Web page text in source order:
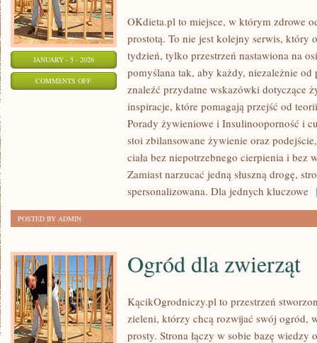
JANUARY - 5 - 2026
COMMENTS OFFON
OKdieta.pl to miejsce, w którym zdrowe
prostotą. To nie jest kolejny serwis, który
tydzień, tylko przestrzeń nastawiona na
pomyślana tak, aby każdy, niezależnie od
znaleźć przydatne wskazówki dotyczące
inspiracje, które pomagają przejść od
Porady żywieniowe i Insulinooporność i
stoi zbilansowane żywienie oraz
ciała bez niepotrzebnego cierpienia i bez
Zamiast narzucać jedną słuszną drogę,
spersonalizowana. Dla jednych kluczowe
POSTED BY ADMIN
Ogród dla zwierząt
KącikOgrodniczy.pl to przestrzeń
zieleni, którzy chcą rozwijać swój ogród,
prosty. Strona łączy w sobie bazę